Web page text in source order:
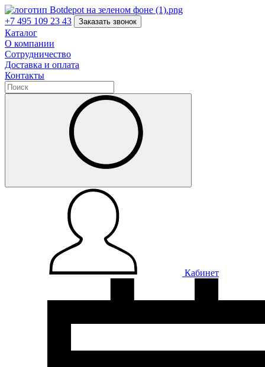
+7 495 109 23 43 Заказать звонок
Каталог
О компании
Сотрудничество
Доставка и оплата
Контакты
Кабинет